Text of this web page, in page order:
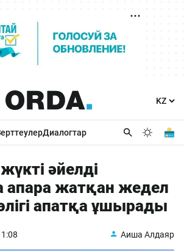
Диалогтар
әйелді
апара жатқан жедел
апатқа ұшырады
Аиша Алдаяр